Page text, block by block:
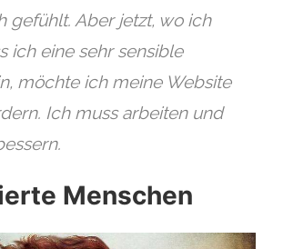
gefühlt. Aber jetzt, wo ich
ich eine sehr sensible
möchte ich meine Website
Ich muss arbeiten und
Menschen